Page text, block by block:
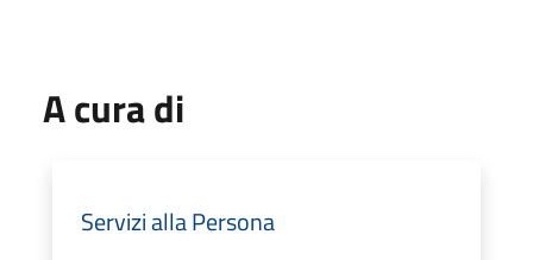
A cura di
Servizi alla Persona